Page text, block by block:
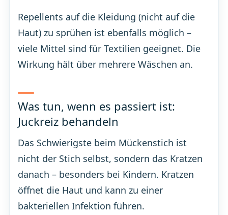
Repellents auf die Kleidung (nicht auf die
Haut) zu sprühen ist ebenfalls möglich –
viele Mittel sind für Textilien geeignet. Die
Wirkung hält über mehrere Wäschen an.
Was tun, wenn es passiert ist:
Juckreiz behandeln
Das Schwierigste beim Mückenstich ist
nicht der Stich selbst, sondern das Kratzen
danach – besonders bei Kindern. Kratzen
öffnet die Haut und kann zu einer
bakteriellen Infektion führen.